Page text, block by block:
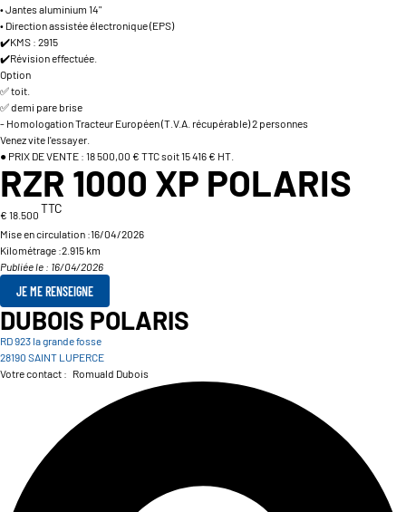
• Jantes aluminium 14"
• Direction assistée électronique (EPS)
✔️KMS : 2915
✔️Révision effectuée.
Option
✅ toit.
✅ demi pare brise
- Homologation Tracteur Européen (T.V.A. récupérable) 2 personnes
Venez vite l'essayer.
● PRIX DE VENTE : 18 500,00 € TTC soit 15 416 € HT.
RZR 1000 XP POLARIS
€ 18.500 TTC
Mise en circulation :16/04/2026
Kilométrage :2.915 km
Publiée le : 16/04/2026
JE ME RENSEIGNE
DUBOIS POLARIS
RD 923 la grande fosse
28190 SAINT LUPERCE
Votre contact : Romuald Dubois